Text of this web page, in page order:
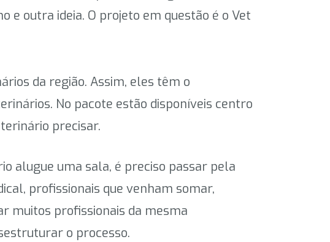
outra ideia. O projeto em questão é o Vet
da região. Assim, eles têm o
No pacote estão disponíveis centro
precisar.
alugue uma sala, é preciso passar pela
profissionais que venham somar,
muitos profissionais da mesma
o processo.